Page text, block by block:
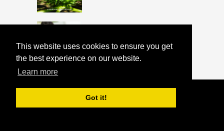
This website uses cookies to ensure you get
the best experience on our website.
Learn more
Got it!
изследване на урината
COPYRIGHT 2026 HTTPS://CQLIFE.NET